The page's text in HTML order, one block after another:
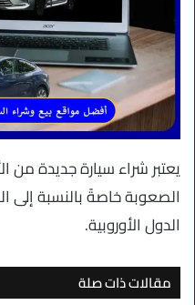
يعتبر شراء سيارة جديدة من
الصعوبة خاصةً بالنسبة إلى
الدول الأوروبية.
مقالات ذات صلة